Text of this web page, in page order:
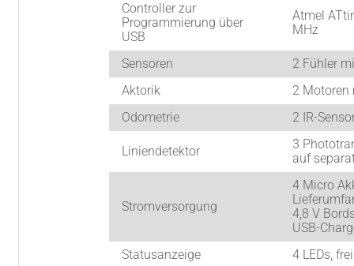
Controller zur
Programmierung über
USB
Atmel
MHz
Sensoren
2 Fühler
Aktorik
2 Motoren
Odometrie
2 IR-
Liniendetektor
3
auf
Stromversorgung
4 Micro
4,8 V
USB-
Statusanzeige
4 LEDs,